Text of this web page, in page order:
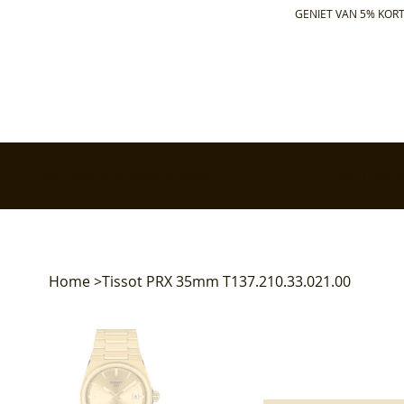
GENIET VAN 5%
Home>Tissot PRX 35mm T137.210.33.021.00